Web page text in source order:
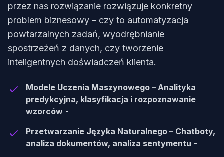
przez nas rozwiązanie rozwiązuje konkretny
problem biznesowy – czy to automatyzacja
powtarzalnych zadań, wyodrębnianie
spostrzeżeń z danych, czy tworzenie
inteligentnych doświadczeń klienta.
Modele Uczenia Maszynowego – Analityka
predykcyjna, klasyfikacja i rozpoznawanie
wzorców -
Przetwarzanie Języka Naturalnego – Chatboty,
analiza dokumentów, analiza sentymentu -